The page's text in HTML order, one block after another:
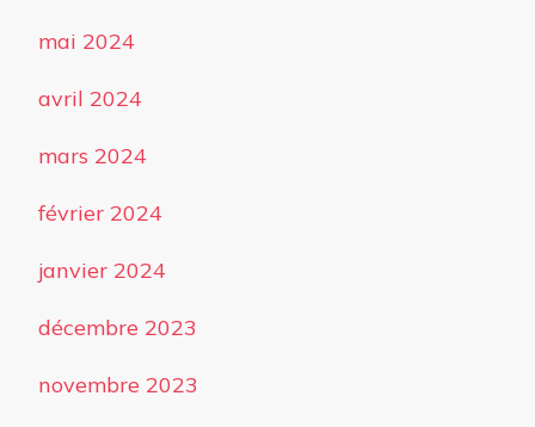
mai 2024
avril 2024
mars 2024
février 2024
janvier 2024
décembre 2023
novembre 2023